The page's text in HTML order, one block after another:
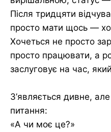
Після тридцяти
просто мати щось —
Хочеться не просто
просто працювати, а
заслуговує на час,
З’являється дивне,
питання:
«А чи моє це?»